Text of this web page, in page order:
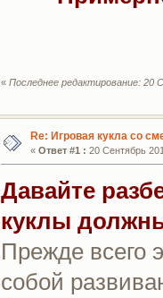
«Последнее редактирование: 20
Re: Игровая кукла со
« Ответ #1 : 20 Сентябрь
Давайте
куклы
Прежде всего
собой